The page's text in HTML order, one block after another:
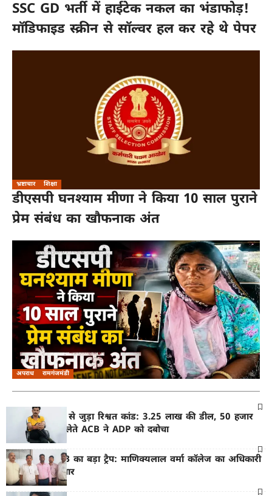
SSC GD भर्ती में हाईटेक नकल का भंडाफोड़!
मॉडिफाइड स्क्रीन से सॉल्वर हल कर रहे थे पेपर
भ्रष्टाचार शिक्षा
डीएसपी घनश्याम मीणा ने किया 10 साल पुराने
प्रेम संबंध का खौफनाक अंत
अपराध रामगंजमंडी
नीमकाथाना कोर्ट से जुड़ा रिश्वत कांड: 3.25 लाख की डील, 50 हजार
की पहली किश्त लेते ACB ने ADP को दबोचा
भीलवाड़ा में ACB का बड़ा ट्रैप: माणिक्यलाल वर्मा कॉलेज का अधिकारी
रिश्वत लेते गिरफ्तार